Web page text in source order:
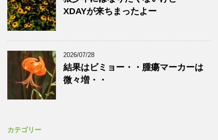
XDAYが来ちまったよー
2026/07/28
結果はビミョー・・腫瘍マーカーは
微々増・・
カテゴリー